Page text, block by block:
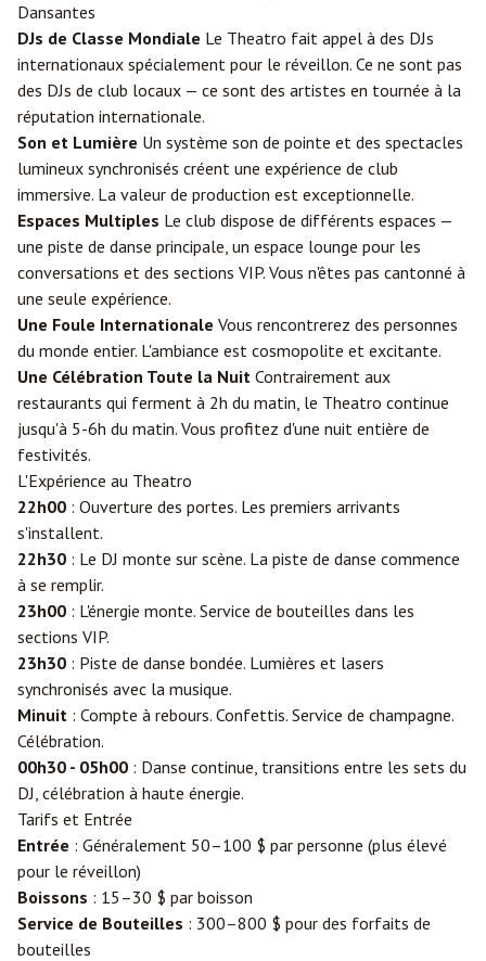
Dansantes
DJs de Classe Mondiale Le Theatro fait appel à des DJs
internationaux spécialement pour le réveillon. Ce ne sont pas
des DJs de club locaux — ce sont des artistes en tournée à la
réputation internationale.
Son et Lumière Un système son de pointe et des spectacles
lumineux synchronisés créent une expérience de club
immersive. La valeur de production est exceptionnelle.
Espaces Multiples Le club dispose de différents espaces —
une piste de danse principale, un espace lounge pour les
conversations et des sections VIP. Vous n'êtes pas cantonné à
une seule expérience.
Une Foule Internationale Vous rencontrerez des personnes
du monde entier. L'ambiance est cosmopolite et excitante.
Une Célébration Toute la Nuit Contrairement aux
restaurants qui ferment à 2h du matin, le Theatro continue
jusqu'à 5-6h du matin. Vous profitez d'une nuit entière de
festivités.
L'Expérience au Theatro
22h00 : Ouverture des portes. Les premiers arrivants
s'installent.
22h30 : Le DJ monte sur scène. La piste de danse commence
à se remplir.
23h00 : L'énergie monte. Service de bouteilles dans les
sections VIP.
23h30 : Piste de danse bondée. Lumières et lasers
synchronisés avec la musique.
Minuit : Compte à rebours. Confettis. Service de champagne.
Célébration.
00h30 - 05h00 : Danse continue, transitions entre les sets du
DJ, célébration à haute énergie.
Tarifs et Entrée
Entrée : Généralement 50–100 $ par personne (plus élevé
pour le réveillon)
Boissons : 15–30 $ par boisson
Service de Bouteilles : 300–800 $ pour des forfaits de
bouteilles